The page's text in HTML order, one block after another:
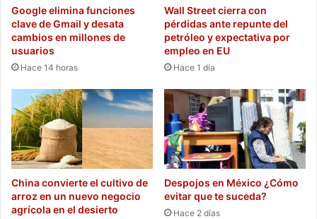
Google elimina funciones
clave de Gmail y desata
cambios en millones de
usuarios
Hace 14 horas
Wall Street cierra con
pérdidas ante repunte del
petróleo y expectativa por
empleo en EU
Hace 1 día
China convierte el cultivo de
arroz en un nuevo negocio
agrícola en el desierto
Despojos en México ¿Cómo
evitar que te suceda?
Hace 2 días